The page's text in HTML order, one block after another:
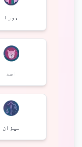
جوزا
اسد
میزان